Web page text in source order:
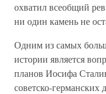
охватил всеобщий
ни один камень не
Одним из самых
истории является
планов Иосифа
советско-германских